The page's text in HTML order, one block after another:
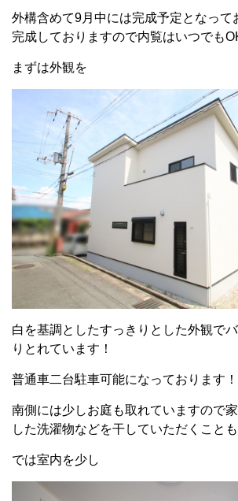
外構含めて9月中には完成予定となって
完成しておりますので内覧はいつでも
まずは外観を
白を基調としたすっきりとした外観で
りとれています！
普通車二台駐車可能になっております！
南側には少しお庭も取れていますので
した洗濯物などを干していただくことも
では室内を少し